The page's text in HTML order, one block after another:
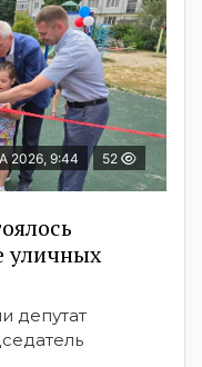
2026, 9:44 52
уличных
депутат